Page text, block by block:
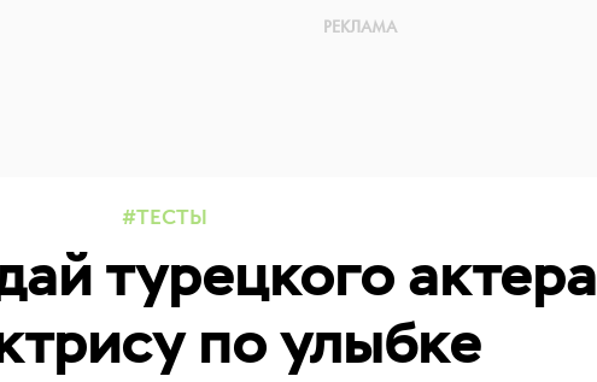
ТЕСТЫ
турецкого актера
по улыбке